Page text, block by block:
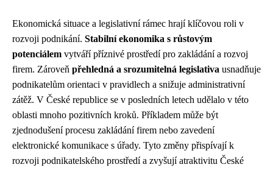
Ekonomická situace a legislativní rámec hrají klíčovou roli v
rozvoji podnikání. Stabilní ekonomika s růstovým
potenciálem vytváří příznivé prostředí pro zakládání a rozvoj
firem. Zároveň přehledná a srozumitelná legislativa usnadňuje
podnikatelům orientaci v pravidlech a snižuje administrativní
zátěž. V České republice se v posledních letech udělalo v této
oblasti mnoho pozitivních kroků. Příkladem může být
zjednodušení procesu zakládání firem nebo zavedení
elektronické komunikace s úřady. Tyto změny přispívají k
rozvoji podnikatelského prostředí a zvyšují atraktivitu České